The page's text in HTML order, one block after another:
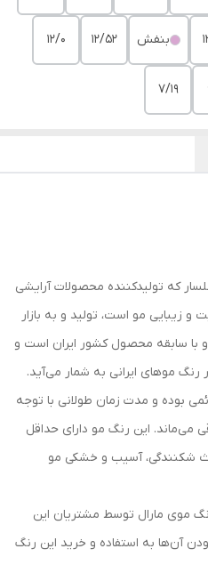
بنفش 12/52
12/0
7/19
که تولیدکننده محصولات آرایشی
زیبایی مو است، تولید و به بازار
سابقه محصول کشور ایران است و
رنگ موهای ایرانی به شمار می‌آید.
بوده و مدت زمان طولانی با توجه
می‌ماند. این رنگ مو دارای حداقل
شکنندگی، آسیب و خشکی مو
موی مارال توسط مشتریان این
آن‌ها به استفاده و خرید این رنگ